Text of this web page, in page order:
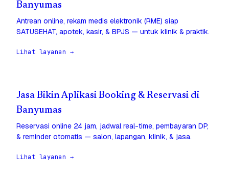
Banyumas
Antrean online, rekam medis elektronik (RME) siap
SATUSEHAT, apotek, kasir, & BPJS — untuk klinik & praktik.
Lihat layanan →
Jasa Bikin Aplikasi Booking & Reservasi di
Banyumas
Reservasi online 24 jam, jadwal real-time, pembayaran DP,
& reminder otomatis — salon, lapangan, klinik, & jasa.
Lihat layanan →